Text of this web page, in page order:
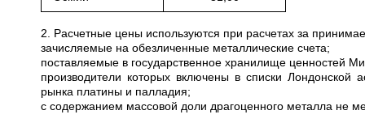
2. Расчетные цены используются при расчетах за
зачисляемые на обезличенные металлические счета;
поставляемые в государственное хранилище ценностей
производители которых включены в списки Лондонской
рынка платины и палладия;
с содержанием массовой доли драгоценного металла не